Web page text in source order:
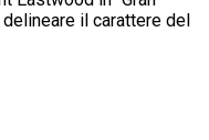
il carattere del